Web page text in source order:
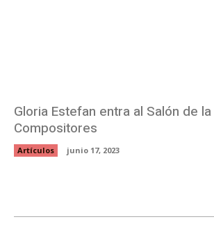
Gloria Estefan entra al Salón de
Compositores
Artículos junio 17, 2023